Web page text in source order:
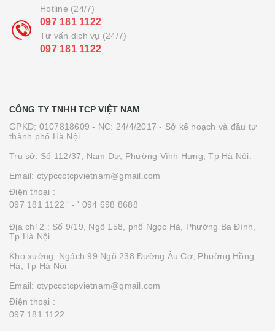
Hotline (24/7)
097 181 1122
Tư vấn dịch vụ (24/7)
097 181 1122
CÔNG TY TNHH TCP VIỆT NAM
GPKD: 0107818609 - NC: 24/4/2017 - Sở kế hoạch và đầu tư
thành phố Hà Nội.
Trụ sở: Số 112/37, Nam Dư, Phường Vĩnh Hưng, Tp Hà Nội.
Email: ctypccctcpvietnam@gmail.com
Điện thoại :
097 181 1122 ' - ' 094 698 8688
Địa chỉ 2 : Số 9/19, Ngõ 158, phố Ngọc Hà, Phường Ba Đình,
Tp Hà Nội.
Kho xưởng: Ngách 99 Ngõ 238 Đường Âu Cơ, Phường Hồng
Hà, Tp Hà Nội
Email: ctypccctcpvietnam@gmail.com
Điện thoại :
097 181 1122